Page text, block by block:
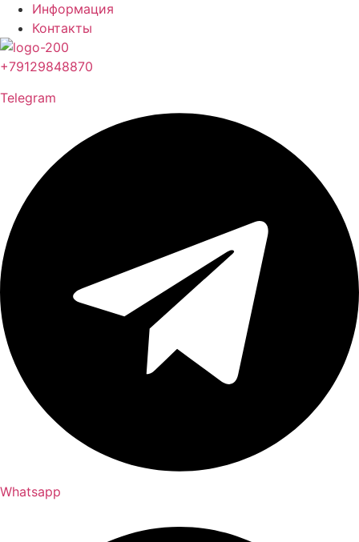
Информация
Контакты
+79129848870
Telegram
Whatsapp